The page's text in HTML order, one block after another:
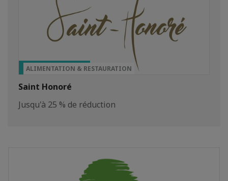
TOP PRIVILÈGE
ALIMENTATION & RESTAURATION
Saint Honoré
Jusqu'à 25 % de réduction